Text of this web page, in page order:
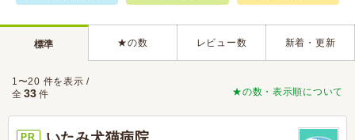
標準 ★の数 レビュー数 新着・更新
★の数・表示順について
1〜20 件を表示 /
全 33 件
PR